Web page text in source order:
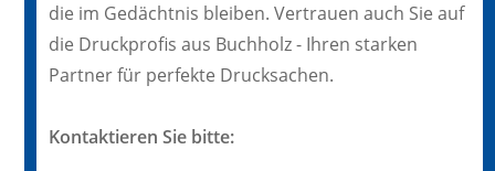
die im Gedächtnis bleiben. Vertrauen auch Sie auf
die Druckprofis aus Buchholz - Ihren starken
Partner für perfekte Drucksachen.
Kontaktieren Sie bitte: